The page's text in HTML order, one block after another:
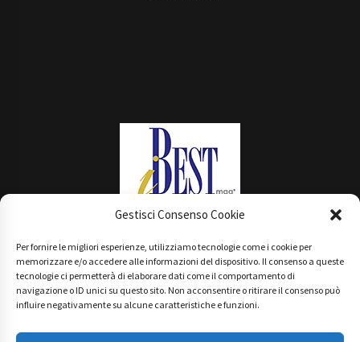
Gestisci Consenso Cookie
Per fornire le migliori esperienze, utilizziamo tecnologie come i cookie per
memorizzare e/o accedere alle informazioni del dispositivo. Il consenso a queste
tecnologie ci permetterà di elaborare dati come il comportamento di
navigazione o ID unici su questo sito. Non acconsentire o ritirare il consenso può
influire negativamente su alcune caratteristiche e funzioni.
Main Partner